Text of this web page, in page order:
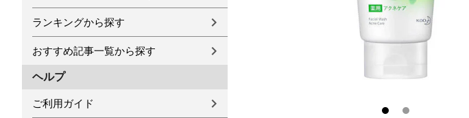
ランキングから探す
おすすめ記事一覧から探す
ヘルプ
ご利用ガイド